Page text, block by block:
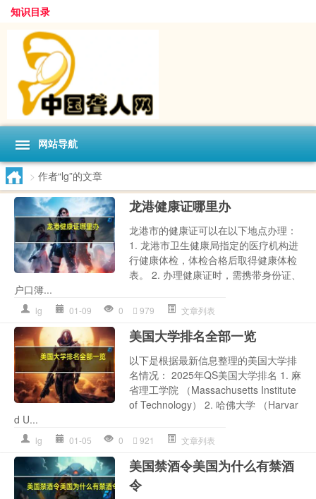
知识目录
网站导航
> 作者“lg”的文章
龙港健康证哪里办
龙港市的健康证可以在以下地点办理：
1. 龙港市卫生健康局指定的医疗机构进
行健康体检，体检合格后取得健康体检
表。 2. 办理健康证时，需携带身份证、
户口簿...
lg 01-09 0 979 文章列表
美国大学排名全部一览
以下是根据最新信息整理的美国大学排
名情况： 2025年QS美国大学排名 1. 麻
省理工学院 （Massachusetts Institute
of Technology） 2. 哈佛大学 （Harvar
d U...
lg 01-05 0 921 文章列表
美国禁酒令美国为什么有禁酒
令